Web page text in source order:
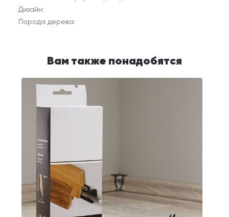
Дизайн:
Порода дерева:
Вам также понадобятся